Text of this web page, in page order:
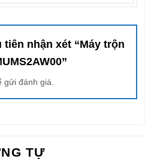
nhận xét “Máy trộn
gửi đánh giá.
TỰ